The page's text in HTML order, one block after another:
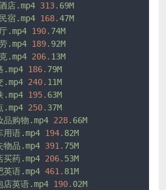
店.mp4 313. 69M
宿.mp4 168.47M
.mp4 190. 74M
.mp4 189. 92M
.mp4 206. 13M
.mp4 186. 79M
.mp4 240. 11M
.mp4 195. 63M
.mp4 250. 37M
品购物.mp4 228. 66M
用语.mp4 194. 82M
物品.mp4 391. 75M
买药.mp4 206. 53M
英语.mp4 461. 81M
店英语.mp4 190. 02M